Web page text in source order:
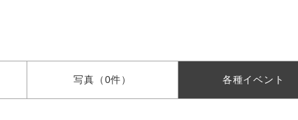
写真 （0件） 各種イベント